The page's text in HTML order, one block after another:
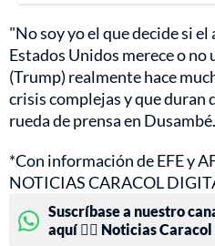
"No soy yo el que decide si
Estados Unidos merece o
(Trump) realmente hace
crisis complejas y que duran
rueda de prensa en Dusambé.
*Con información de EFE y
NOTICIAS CARACOL
Suscríbase a nuestro
aquí 👉🏻 Noticias Caracol